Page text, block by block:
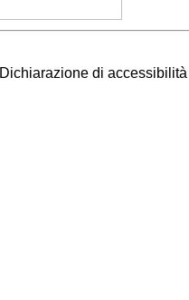
Dichiarazione di